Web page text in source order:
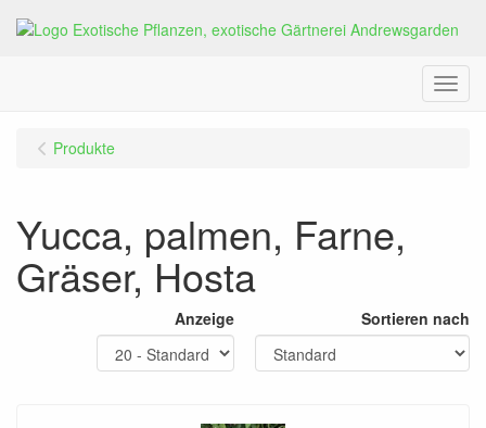
Menu
Produkte
Yucca, palmen, Farne,
Gräser, Hosta
Anzeige Sortieren nach